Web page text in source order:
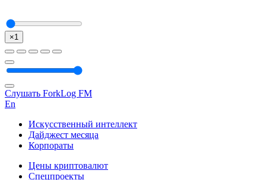
×1
Слушать ForkLog FM
En
Искусственный интеллект
Дайджест месяца
Корпораты
Цены криптовалют
Спецпроекты